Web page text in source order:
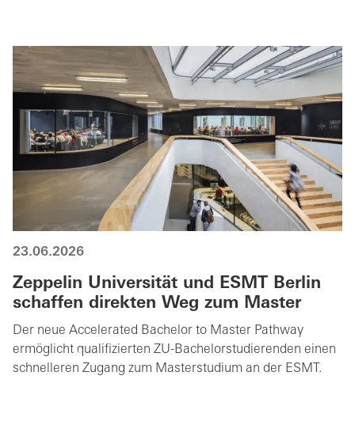
23.06.2026
Zeppelin Universität und ESMT Berlin
schaffen direkten Weg zum Master
Der neue Accelerated Bachelor to Master Pathway
ermöglicht qualifizierten ZU-Bachelorstudierenden einen
schnelleren Zugang zum Masterstudium an der ESMT.